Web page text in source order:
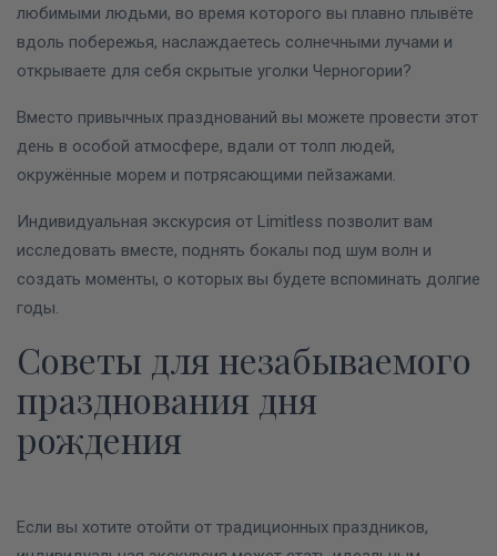
любимыми людьми, во время которого вы плавно плывёте
вдоль побережья, наслаждаетесь солнечными лучами и
открываете для себя скрытые уголки Черногории?
Вместо привычных празднований вы можете провести этот
день в особой атмосфере, вдали от толп людей,
окружённые морем и потрясающими пейзажами.
Индивидуальная экскурсия от Limitless позволит вам
исследовать вместе, поднять бокалы под шум волн и
создать моменты, о которых вы будете вспоминать долгие
годы.
Советы для незабываемого
празднования дня
рождения
Если вы хотите отойти от традиционных праздников,